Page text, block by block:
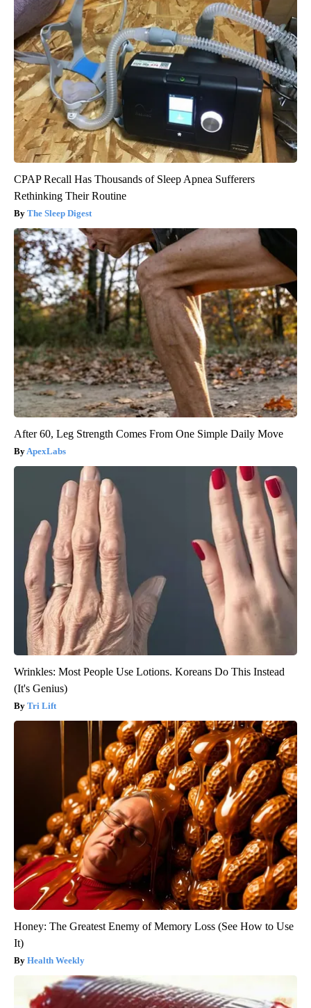
CPAP Recall Has Thousands of Sleep Apnea Sufferers
Rethinking Their Routine
The Sleep Digest
After 60, Leg Strength Comes From One Simple Daily Move
ApexLabs
Wrinkles: Most People Use Lotions. Koreans Do This Instead
(It's Genius)
Tri Lift
Honey: The Greatest Enemy of Memory Loss (See How to Use
It)
Health Weekly